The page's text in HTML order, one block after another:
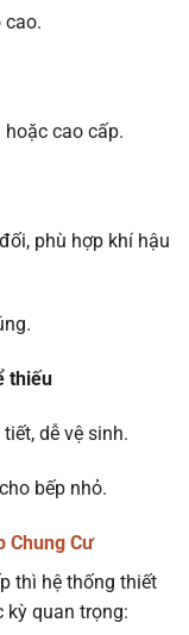
cao.
cao cấp.
phù hợp khí hậu
thiếu
dễ vệ sinh.
bếp nhỏ.
Chung Cư
thì hệ thống thiết
kỳ quan trọng: